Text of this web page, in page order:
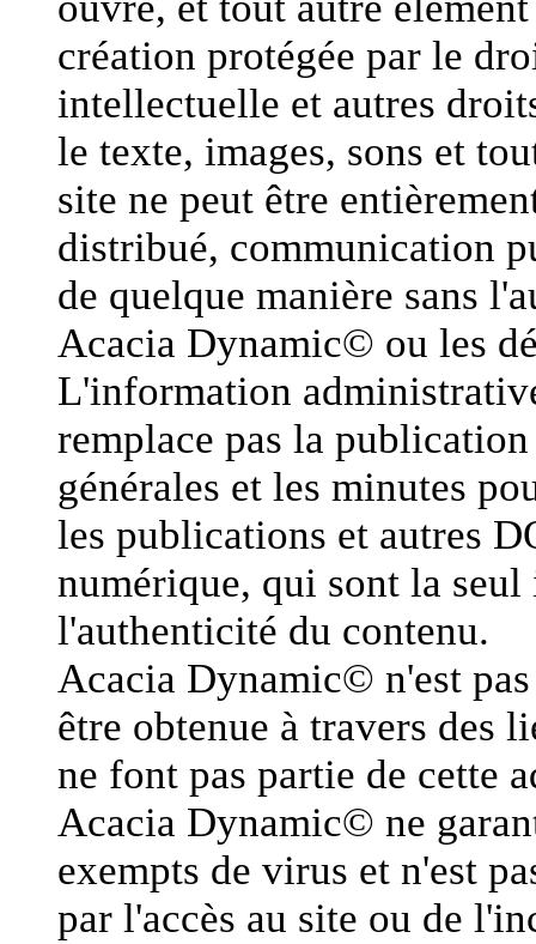
création protégée par le
intellectuelle et autres
le texte, images, sons et
site ne peut être
distribué, communication
de quelque manière sans
Acacia Dynamic© ou les
L'information
remplace pas la
générales et les minutes
les publications et autres
numérique, qui sont la
l'authenticité du contenu.
Acacia Dynamic© n'est
être obtenue à travers des
ne font pas partie de cette
Acacia Dynamic© ne
exempts de virus et n'est
par l'accès au site ou de